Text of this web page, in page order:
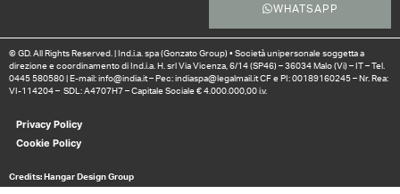
WHATSAPP
© GD. All Rights Reserved. | Ind.i.a. spa (Gonzato Group) • Società unipersonale soggetta a
direzione e coordinamento di Ind.i.a. H. srl Via Vicenza, 6/14 (SP46) – 36034 Malo (Vi) – IT – Tel.
0445 580580 | E-mail: info@india.it – Pec: indiaspa@legalmail.it CF e PI: 00189160245 – Nr. Rea:
VI-114204 – SDL: A4707H7 – Capitale Sociale € 4.000.000,00 i.v.
Privacy Policy
Cookie Policy
Credits: Hangar Design Group